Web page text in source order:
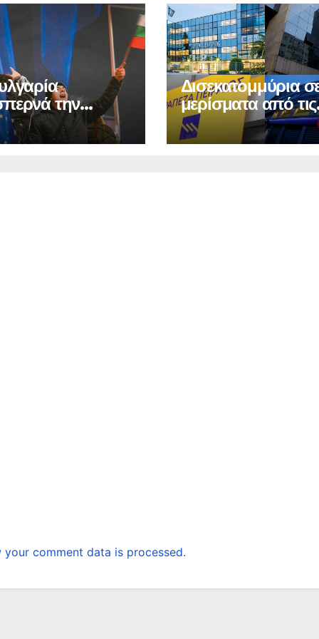
την
στην
Δισεκατομμύρια
μερίσματα από τις
τράπεζες
your comment data is processed.